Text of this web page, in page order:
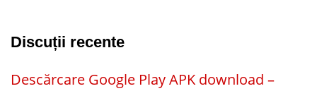
Discuții recente
Descărcare Google Play APK download –